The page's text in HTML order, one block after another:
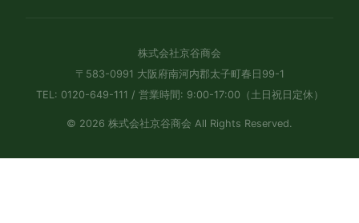
株式会社京谷商会
〒583-0991 大阪府南河内郡太子町春日99-1
TEL: 0120-649-111 / 営業時間: 9:00-17:00（土日祝日定休）
© 2026 株式会社京谷商会 All Rights Reserved.